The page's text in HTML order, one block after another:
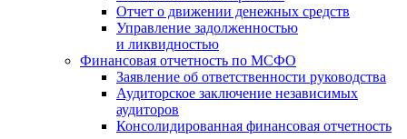
Отчет о движении денежных средств
Управление задолженностью
и ликвидностью
Финансовая отчетность по МСФО
Заявление об ответственности руководства
Аудиторское заключение независимых
аудиторов
Консолидированная финансовая отчетность